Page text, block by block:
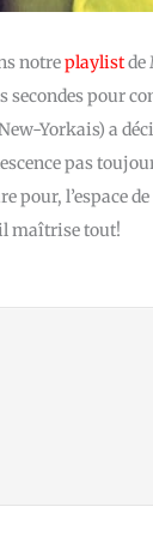
notreplaylistde
secondes pour
Yorkais) a
pas
pour, l’espace
maîtrise tout!